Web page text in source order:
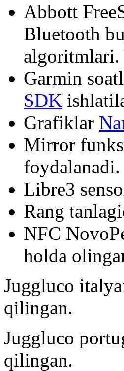
Abbott
Bluetooth
algoritmlari.
Garmin
SDK
Grafiklar
Mirror
foydalanadi.
Libre3
Rang
NFC
holda
Juggluco
qilingan.
Juggluco
qilingan.